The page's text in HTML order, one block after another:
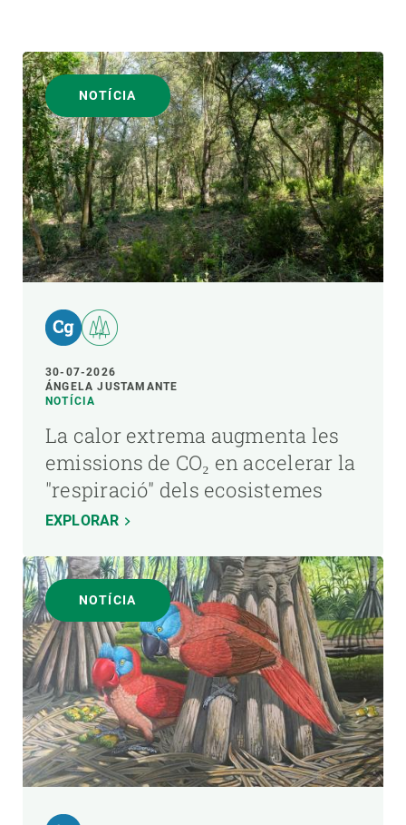
NOTÍCIA
30-07-2026
ÁNGELA JUSTAMANTE
NOTÍCIA
La calor extrema augmenta les
emissions de CO₂ en accelerar la
"respiració" dels ecosistemes
EXPLORAR
NOTÍCIA